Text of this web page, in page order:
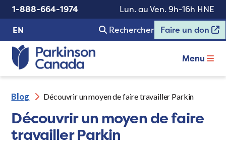
1-888-664-1974
Lun. au Ven. 9h-16h HNE
EN
Rechercher Faire un don
Menu
Blog Découvrir un moyen de faire travailler Parkin
Découvrir un moyen de faire
travailler Parkin